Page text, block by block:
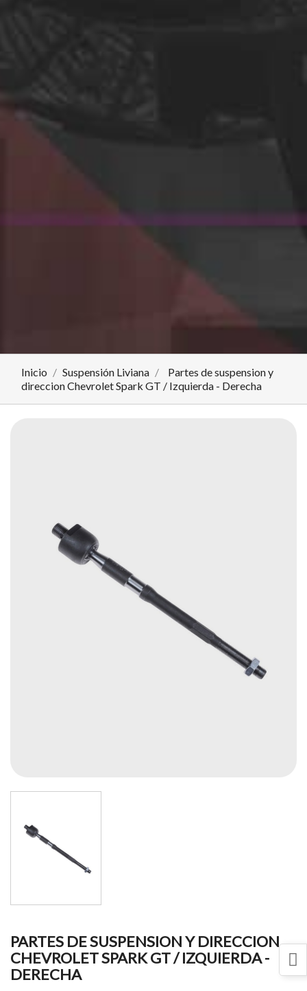
Inicio Suspensión Liviana
Partes de suspension y
direccion Chevrolet Spark GT / Izquierda - Derecha
PARTES DE SUSPENSION Y DIRECCION
CHEVROLET SPARK GT / IZQUIERDA -
DERECHA